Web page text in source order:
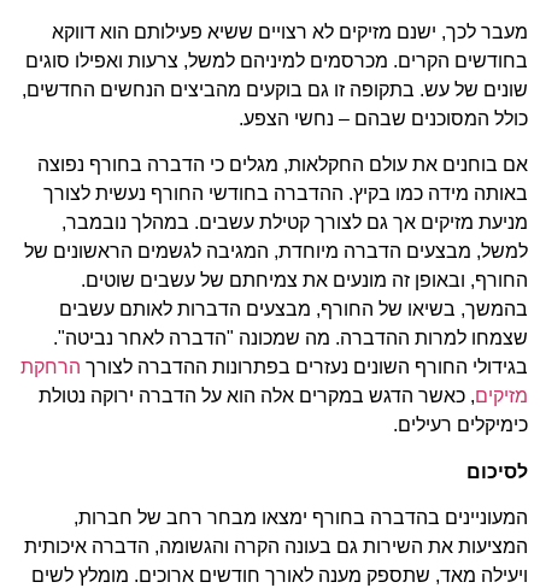
מעבר לכך, ישנם מזיקים לא רצויים ששיא פעילותם הוא דווקא
בחודשים הקרים. מכרסמים למיניהם למשל, צרעות ואפילו סוגים
שונים של עש. בתקופה זו גם בוקעים מהביצים הנחשים החדשים,
כולל המסוכנים שבהם – נחשי הצפע.
אם בוחנים את עולם החקלאות, מגלים כי הדברה בחורף נפוצה
באותה מידה כמו בקיץ. ההדברה בחודשי החורף נעשית לצורך
מניעת מזיקים אך גם לצורך קטילת עשבים. במהלך נובמבר,
למשל, מבצעים הדברה מיוחדת, המגיבה לגשמים הראשונים של
החורף, ובאופן זה מונעים את צמיחתם של עשבים שוטים.
בהמשך, בשיאו של החורף, מבצעים הדברות לאותם עשבים
שצמחו למרות ההדברה. מה שמכונה "הדברה לאחר נביטה".
בגידולי החורף השונים נעזרים בפתרונות ההדברה לצורך הרחקת
מזיקים, כאשר הדגש במקרים אלה הוא על הדברה ירוקה נטולת
כימיקלים רעילים.
לסיכום
המעוניינים בהדברה בחורף ימצאו מבחר רחב של חברות,
המציעות את השירות גם בעונה הקרה והגשומה, הדברה איכותית
ויעילה מאד, שתספק מענה לאורך חודשים ארוכים. מומלץ לשים